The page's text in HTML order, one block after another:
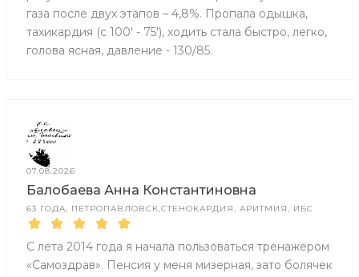
газа после двух этапов – 4,8%. Пропала одышка,
тахикардия (с 100' - 75'), ходить стала быстро, легко,
голова ясная, давление - 130/85.
07.08.2026
Балобаева Анна Константиновна
63 ГОДА, ПЕТРОПАВЛОВСК,СТЕНОКАРДИЯ, АРИТМИЯ, ИБС
С лета 2014 года я начала пользоваться тренажером
«Самоздрав». Пенсия у меня мизерная, зато болячек